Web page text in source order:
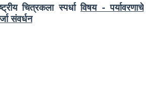
चित्रकला स्पर्धाविषय - पर्यावरणाचे
संवर्धन